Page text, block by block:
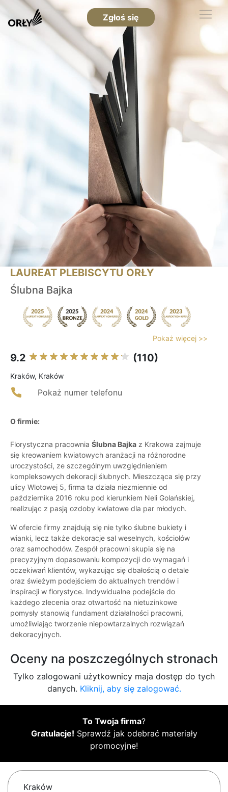
Zgłoś się
LAUREAT PLEBISCYTU ORŁY
Ślubna Bajka
Pokaż więcej >>
9.2 (110)
Kraków, Kraków
Pokaż numer telefonu
O firmie:
Florystyczna pracownia Ślubna Bajka z Krakowa zajmuje
się kreowaniem kwiatowych aranżacji na różnorodne
uroczystości, ze szczególnym uwzględnieniem
kompleksowych dekoracji ślubnych. Mieszcząca się przy
ulicy Wlotowej 5, firma ta działa niezmiennie od
października 2016 roku pod kierunkiem Neli Golańskiej,
realizując z pasją ozdoby kwiatowe dla par młodych.
W ofercie firmy znajdują się nie tylko ślubne bukiety i
wianki, lecz także dekoracje sal weselnych, kościołów
oraz samochodów. Zespół pracowni skupia się na
precyzyjnym dopasowaniu kompozycji do wymagań i
oczekiwań klientów, wykazując się dbałością o detale
oraz świeżym podejściem do aktualnych trendów i
inspiracji w florystyce. Indywidualne podejście do
każdego zlecenia oraz otwartość na nietuzinkowe
pomysły stanowią fundament działalności pracowni,
umożliwiając tworzenie niepowtarzalnych rozwiązań
dekoracyjnych.
Oceny na poszczególnych stronach
Tylko zalogowani użytkownicy maja dostęp do tych
danych. Kliknij, aby się zalogować.
To Twoja firma?
Gratulacje! Sprawdź jak odebrać materiały
promocyjne!
Kraków